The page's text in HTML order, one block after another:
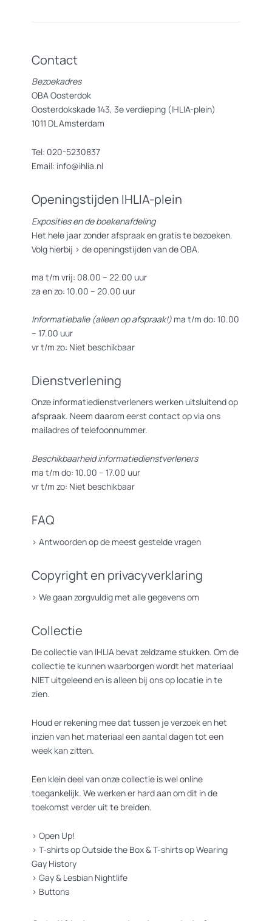
Contact
Bezoekadres
OBA Oosterdok
Oosterdokskade 143, 3e verdieping (IHLIA-plein)
1011 DL Amsterdam
Tel: 020-5230837
Email: info@ihlia.nl
Openingstijden IHLIA-plein
Exposities en de boekenafdeling
Het hele jaar zonder afspraak en gratis te bezoeken.
Volg hierbij > de openingstijden van de OBA.
ma t/m vrij: 08.00 – 22.00 uur
za en zo: 10.00 – 20.00 uur
Informatiebalie (alleen op afspraak!) ma t/m do: 10.00
– 17.00 uur
vr t/m zo: Niet beschikbaar
Dienstverlening
Onze informatiedienstverleners werken uitsluitend op
afspraak. Neem daarom eerst contact op via ons
mailadres of telefoonnummer.
Beschikbaarheid informatiedienstverleners
ma t/m do: 10.00 – 17.00 uur
vr t/m zo: Niet beschikbaar
FAQ
> Antwoorden op de meest gestelde vragen
Copyright en privacyverklaring
> We gaan zorgvuldig met alle gegevens om
Collectie
De collectie van IHLIA bevat zeldzame stukken. Om de
collectie te kunnen waarborgen wordt het materiaal
NIET uitgeleend en is alleen bij ons op locatie in te
zien.
Houd er rekening mee dat tussen je verzoek en het
inzien van het materiaal een aantal dagen tot een
week kan zitten.
Een klein deel van onze collectie is wel online
toegankelijk. We werken er hard aan om dit in de
toekomst verder uit te breiden.
> Open Up!
> T-shirts op Outside the Box&T-shirts op Wearing
Gay History
> Gay & Lesbian Nightlife
> Buttons